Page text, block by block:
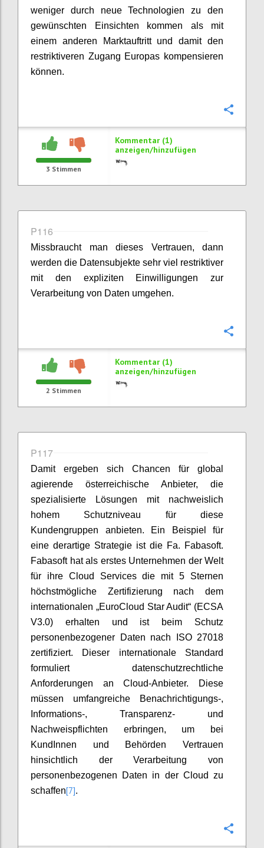
weniger durch neue Technologien zu den
gewünschten Einsichten kommen als mit
einem anderen Marktauftritt und damit den
restriktiveren Zugang Europas kompensieren
können.
3 Stimmen
Kommentar (1)
anzeigen/hinzufügen
P116
Missbraucht man dieses Vertrauen, dann
werden die Datensubjekte sehr viel restriktiver
mit den expliziten Einwilligungen zur
Verarbeitung von Daten umgehen.
2 Stimmen
Kommentar (1)
anzeigen/hinzufügen
P117
Damit ergeben sich Chancen für global
agierende österreichische Anbieter, die
spezialisierte Lösungen mit nachweislich
hohem Schutzniveau für diese
Kundengruppen anbieten. Ein Beispiel für
eine derartige Strategie ist die Fa. Fabasoft.
Fabasoft hat als erstes Unternehmen der Welt
für ihre Cloud Services die mit 5 Sternen
höchstmögliche Zertifizierung nach dem
internationalen „EuroCloud Star Audit“ (ECSA
V3.0) erhalten und ist beim Schutz
personenbezogener Daten nach ISO 27018
zertifiziert. Dieser internationale Standard
formuliert datenschutzrechtliche
Anforderungen an Cloud-Anbieter. Diese
müssen umfangreiche Benachrichtigungs-,
Informations-, Transparenz- und
Nachweispflichten erbringen, um bei
KundInnen und Behörden Vertrauen
hinsichtlich der Verarbeitung von
personenbezogenen Daten in der Cloud zu
schaffen[7].